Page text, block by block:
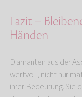
Fazit –
Händen
Diamanten aus der
wertvoll, nicht nur
ihrer Bedeutung. Sie